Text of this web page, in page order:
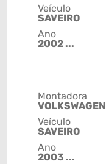
Veículo
SAVEIRO
Ano
2002 ...
Montadora
VOLKSWAGEN
Veículo
SAVEIRO
Ano
2003 ...